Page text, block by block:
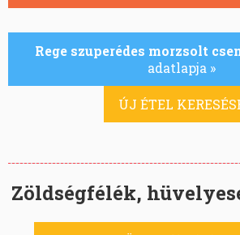
Rege szuperédes morzsolt
adatlapja »
ÚJ ÉTEL
Zöldségfélék,